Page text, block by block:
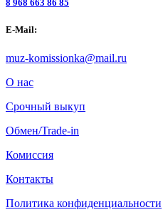
8 968 663 86 85
E-Mail:
muz-komissionka@mail.ru
О нас
Срочный выкуп
Обмен/Trade-in
Комиссия
Контакты
Политика конфиденциальности